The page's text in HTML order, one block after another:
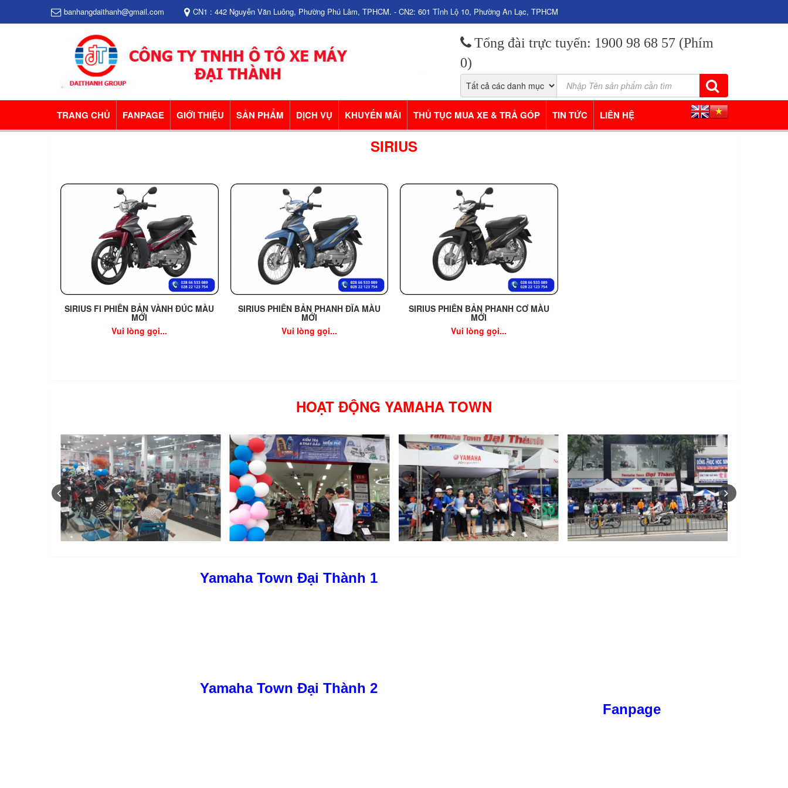
banhangdaithanh@gmail.com CN1 : 442 Nguyễn Văn Luông, Phường Phú Lâm, TPHCM. - CN2: 601 Tỉnh Lộ 10, Phường An Lạc, TPHCM
Tổng đài trực tuyến: 1900 98 68 57 (Phím
0)
TRANG CHỦ FANPAGE GIỚI THIỆU SẢN PHẨM DỊCH VỤ KHUYẾN MÃI THỦ TỤC MUA XE & TRẢ GÓP TIN TỨC LIÊN HỆ
SIRIUS
SIRIUS FI PHIÊN BẢN VÀNH ĐÚC MÀU
MỚI
Vui lòng gọi...
SIRIUS PHIÊN BẢN PHANH ĐĨA MÀU
MỚI
Vui lòng gọi...
SIRIUS PHIÊN BẢN PHANH CƠ MÀU
MỚI
Vui lòng gọi...
HOẠT ĐỘNG YAMAHA TOWN
Yamaha Town Đại Thành 1
Yamaha Town Đại Thành 2
Fanpage